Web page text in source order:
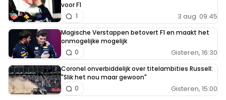
voor F1
3 aug. 09:45
1
Magische Verstappen betovert F1 en maakt het
onmogelijke mogelijk
Gisteren, 16:30
0
Coronel onverbiddelijk over titelambities Russell:
"Slik het nou maar gewoon"
Gisteren, 15:00
0